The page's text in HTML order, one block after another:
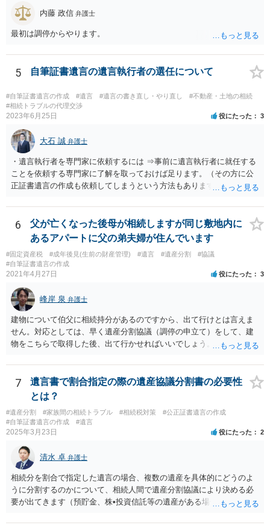
望。もちろん私もそうできればと思います。 ・・・婚姻前の契約 あ
るいは 遺言書などで その意思を実現する方法はあります。 弁護
士に相談してみてください。
内藤 政信 弁護士
最初は調停からやります。
5 自筆証書遺言の遺言執行者の選任について
#自筆証書遺言の作成 #遺言 #遺言の書き直し・やり直し
#不動産・土地の相続
#相続トラブルの代理交渉
2023年6月25日 役にたった 3
大石 誠 弁護士
・遺言執行者を専門家に依頼するには ⇒事前に遺言執行者に就任する
ことを依頼する専門家に了解を取っておけば足ります。（その方に公
正証書遺言の作成も依頼してしまうという方法もあります） 事前に了
ません。 遺言執行者に就任し、遺言執行が完了したときの報酬だけ、
弁護士費用としてかかります。 ・亡くなった際に、法務局に預けた自
筆証書遺言の存在を親族がなかったものにされる可能性 ⇒自筆の遺言
書を法務局に保管した場合、死亡後、法務局に遺言書の有無を照会す
ることになりますので、「法務局に預けた自筆証書遺言の存在を親族
がなかったもの」にすることはできません。 存在をなかったものにす
がありえますが、その予防方法は、遺言者と面談してみないと判断が
難しいです。
6
父が亡くなった後母が相続しますが同じ敷地内に
あるアパートに父の弟夫婦が住んでいます
#固定資産税 #成年後見(生前の財産管理) #遺言 #遺産分割
#協議
#自筆証書遺言の作成
2021年4月27日 役にたった 3
峰岸 泉 弁護士
建物について伯父に相続持分があるのですから、出て行けとは言えま
せん。対応としては、早く遺産分割協議（調停の申立て）をして、建
物をこちらで取得した後、出て行かせればいいでしょう。 建物の固定
っていない部分については請求すればいいと思います。 なお、家賃に
ついては、お父様自身が遺産分割手続をしなかったのですから、あき
らめるしかないと思います。
7
遺言書で割合指定の際の遺産協議分割書の必要性
とは？
#遺産分割 #家族間の相続トラブル #相続税対策
#公正証書遺言の作成
#自筆証書遺言の作成
#遺言
2025年3月23日 役にたった 2
清水 卓 弁護士
相続分を割合で指定した遺言の場合、複数の遺産を具体的にどうのよ
うに分割するのかについて、相続人間で遺産分割協議により決める必
要が出てきます（預貯金、株•投資信託等の遺産がある場合に、どの遺
投資信託は他の相続人にというような分け方をするのか等について